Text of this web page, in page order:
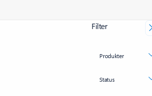
Filter
Produkter
Status